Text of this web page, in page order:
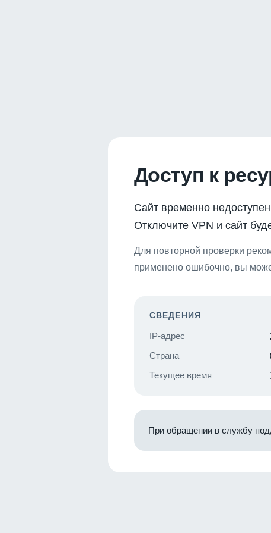
Доступ к
Сайт временно
Отключите VPN и сайт
Для повторной проверки
применено ошибочно, вы
СВЕДЕНИЯ
IP-адрес
Страна
Текущее время
При обращении в службу